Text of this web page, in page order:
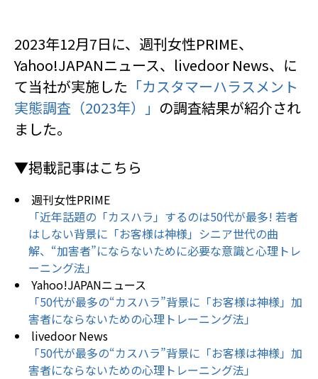
2023年12月7日に、週刊女性PRIME、
Yahoo!JAPANニュース、livedoor News、に
て当社が実施した 「カスタマーハラスメント
実態調査（2023年）」 の調査結果が紹介され
ました。
▼掲載記事はこちら
週刊女性PRIME
「近年話題の「カスハラ」するのは50代が最多! 若者
はしない背景に「お客様は神様」シニア世代の曲
解、“加害者”にならないために必要な意識と心理トレ
ーニング法」
Yahoo!JAPANニュース
「50代が最多の“カスハラ”背景に「お客様は神様」加
害者にならないための心理トレーニング法」
livedoor News
「50代が最多の“カスハラ”背景に「お客様は神様」加
害者にならないための心理トレーニング法」